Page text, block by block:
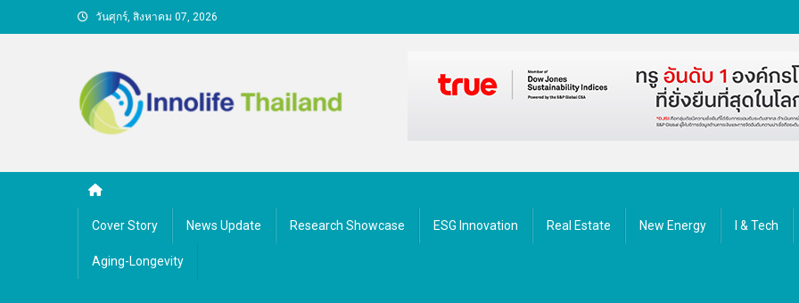
to
วันศุกร์, สิงหาคม 07, 2026
Cover Story News Update Research Showcase ESG Innovation Real Estate New Energy I & Tech
Aging-Longevity